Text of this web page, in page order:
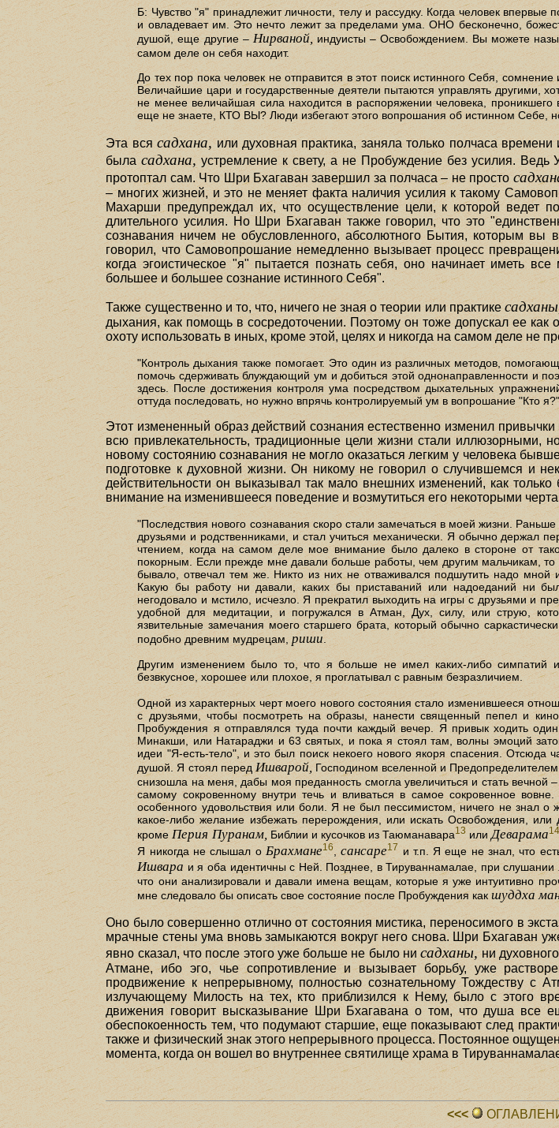
Б: Чувство "я" принадлежит личности, телу и рассудку. Когда человек
и овладевает им. Это нечто лежит за пределами ума. ОНО бесконечно,
душой, еще другие – Нирваной, индуисты – Освобождением. Вы можете
самом деле он себя находит.
До тех пор пока человек не отправится в этот поиск истинного Себя,
Величайшие цари и государственные деятели пытаются управлять другими,
не менее величайшая сила находится в распоряжении человека,
еще не знаете, КТО ВЫ? Люди избегают этого вопрошания об истинном Себе,
Эта всясадхана, или духовная практика, заняла только полчаса
быласадхана,устремление к свету, а не Пробуждение без усилия. Ведь
протоптал сам. Что Шри Бхагаван завершил за полчаса – не просто
– многих жизней, и это не меняет факта наличия усилия к такому
Махарши предупреждал их, что осуществление цели, к которой ведет
длительного усилия. Но Шри Бхагаван также говорил, что это
сознавания ничем не обусловленного, абсолютного Бытия, которым вы
говорил, что Самовопрошание немедленно вызывает процесс
когда эгоистическое "я" пытается познать себя, оно начинает иметь
большее и большее сознание истинного Себя".
Также существенно и то, что, ничего не зная о теории или практике
дыхания, как помощь в сосредоточении. Поэтому он тоже допускал ее
охоту использовать в иных, кроме этой, целях и никогда на самом деле не
"Контроль дыхания также помогает. Это один из различных методов,
помочь сдерживать блуждающий ум и добиться этой однонаправленности и
здесь. После достижения контроля ума посредством дыхательных
оттуда последовать, но нужно впрячь контролируемый ум в вопрошание "Кто
Этот измененный образ действий сознания естественно изменил
всю привлекательность, традиционные цели жизни стали иллюзорными,
новому состоянию сознавания не могло оказаться легким у человека
подготовке к духовной жизни. Он никому не говорил о случившемся и
действительности он выказывал так мало внешних изменений, как
внимание на изменившееся поведение и возмутиться его некоторыми
"Последствия нового сознавания скоро стали замечаться в моей жизни.
друзьями и родственниками, и стал учиться механически. Я обычно держал
чтением, когда на самом деле мое внимание было далеко в стороне от
покорным. Если прежде мне давали больше работы, чем другим мальчикам, то
бывало, отвечал тем же. Никто из них не отваживался подшутить надо мной
Какую бы работу ни давали, каких бы приставаний или надоеданий ни
негодовало и мстило, исчезло. Я прекратил выходить на игры с друзьями и
удобной для медитации, и погружался в Атман, Дух, силу, или струю,
язвительные замечания моего старшего брата, который обычно
подобно древним мудрецам, риши
Другим изменением было то, что я больше не имел каких-либо
безвкусное, хорошее или плохое, я проглатывал с равным безразличием.
Одной из характерных черт моего нового состояния стало изменившееся
с друзьями, чтобы посмотреть на образы, нанести священный пепел и
Пробуждения я отправлялся туда почти каждый вечер. Я привык ходить
Минакши, или Натараджи и 63 святых, и пока я стоял там, волны эмоций
идеи "Я-есть-тело", и это был поиск некоего нового якоря спасения.
душой. Я стоял передИшварой, Господином вселенной и
снизошла на меня, дабы моя преданность смогла увеличиться и стать
самому сокровенному внутри течь и вливаться в самое сокровенное
особенного удовольствия или боли. Я не был пессимистом, ничего не знал
какое-либо желание избежать перерождения, или искать Освобождения,
кроме Перия Пуранам, Библии и кусочков из Таюманавара13или Деварама14
Я никогда не слышал о Брахмане16 ,сансаре17 и т.п. Я еще не знал, что
Ишвара и я оба идентичны с Ней. Позднее, в Тируваннамалае, при слушании
что они анализировали и давали имена вещам, которые я уже интуитивно
мне следовало бы описать свое состояние после Пробуждения какшуддха
Оно было совершенно отлично от состояния мистика, переносимого в
мрачные стены ума вновь замыкаются вокруг него снова. Шри Бхагаван
явно сказал, что после этого уже больше не было нисадханы, ни
Атмане, ибо эго, чье сопротивление и вызывает борьбу, уже
продвижение к непрерывному, полностью сознательному Тождеству с
излучающему Милость на тех, кто приблизился к Нему, было с этого
движения говорит высказывание Шри Бхагавана о том, что душа все
обеспокоенность тем, что подумают старшие, еще показывают след
также и физический знак этого непрерывного процесса. Постоянное
момента, когда он вошел во внутреннее святилище храма в
<<<